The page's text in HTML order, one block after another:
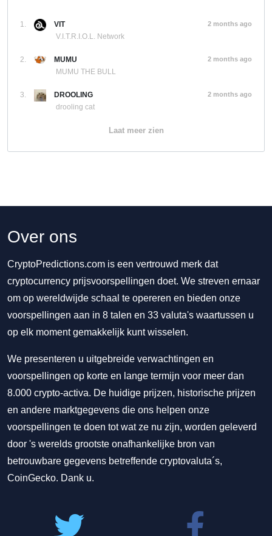
1.
VIT
V.I.T.R.I.O.L. Network
2 months ago
2.
MUMU
MUMU THE BULL
2 months ago
3.
DROOLING
drooling cat
2 months ago
Laat meer zien
Over ons
CryptoPredictions.com is een vertrouwd merk dat
cryptocurrency prijsvoorspellingen doet. We streven ernaar
om op wereldwijde schaal te opereren en bieden onze
voorspellingen aan in 8 talen en 33 valuta's waartussen u
op elk moment gemakkelijk kunt wisselen.
We presenteren u uitgebreide verwachtingen en
voorspellingen op korte en lange termijn voor meer dan
8.000 crypto-activa. De huidige prijzen, historische prijzen
en andere marktgegevens die ons helpen onze
voorspellingen te doen tot wat ze nu zijn, worden geleverd
door 's werelds grootste onafhankelijke bron van
betrouwbare gegevens betreffende cryptovaluta´s,
CoinGecko. Dank u.